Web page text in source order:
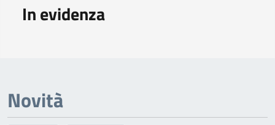
In evidenza
Novità